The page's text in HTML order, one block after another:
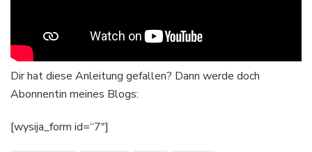
Dir hat diese Anleitung gefallen? Dann werde doch
Abonnentin meines Blogs:
[wysija_form id=“7″]